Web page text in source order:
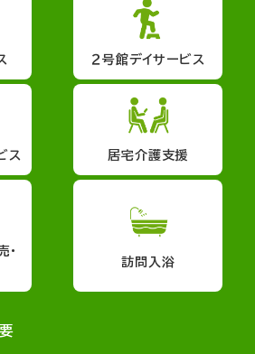
２号館デイサービス
ス 居宅介護支援
・
訪問入浴